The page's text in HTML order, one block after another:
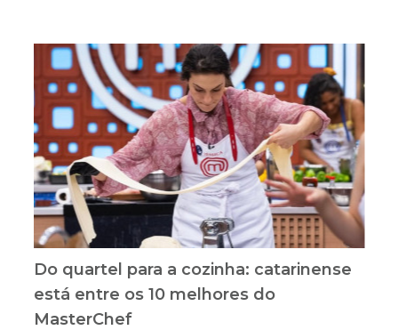
Do quartel para a cozinha: catarinense
está entre os 10 melhores do
MasterChef